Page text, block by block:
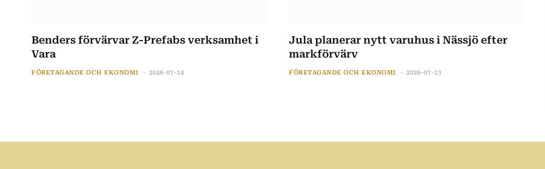
Benders förvärvar Z-Prefabs verksamhet i
Vara
FÖRETAGANDE OCH EKONOMI 2026-07-14
Jula planerar nytt varuhus i Nässjö efter
markförvärv
FÖRETAGANDE OCH EKONOMI 2026-07-13